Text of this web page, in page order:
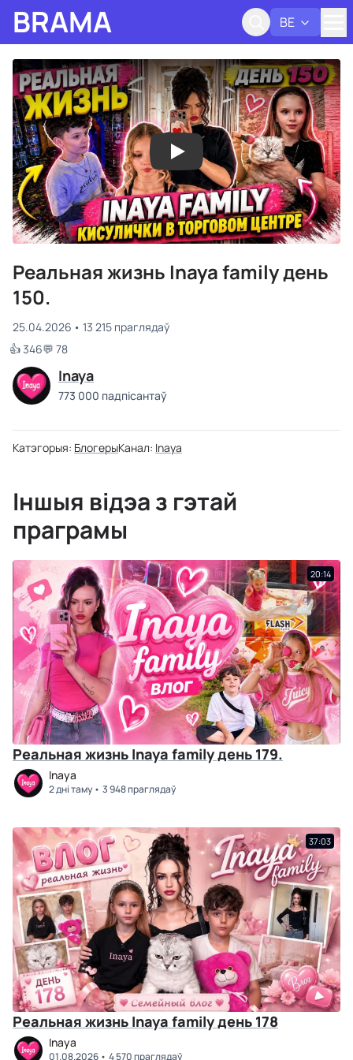
BRAMA BE
Реальная жизнь Inaya family день
150.
25.04.2026
13 215 праглядаў
👍 346💬 78
Inaya
773 000 падпісантаў
Катэгорыя: БлогерыКанал: Inaya
Іншыя відэа з гэтай
праграмы
20:14
Реальная жизнь Inaya family день 179.
Inaya
2 дні таму 3 948 праглядаў
37:03
Реальная жизнь Inaya family день 178
Inaya
01.08.2026 4 570 праглядаў